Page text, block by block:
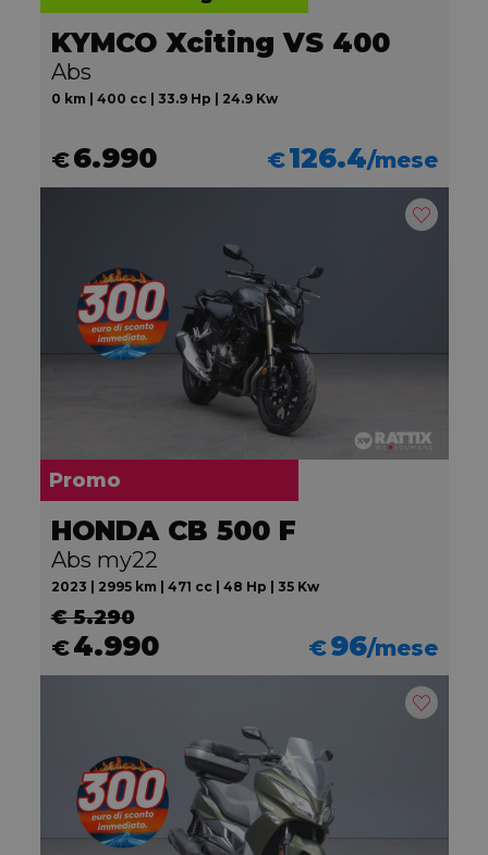
KYMCO Xciting VS 400
Abs
0 km | 400 cc | 33.9 Hp | 24.9 Kw
€6.990 €126.4/mese
Promo
HONDA CB 500 F
Abs my22
2023 | 2995 km | 471 cc | 48 Hp | 35 Kw
€ 5.290
€4.990 €96/mese